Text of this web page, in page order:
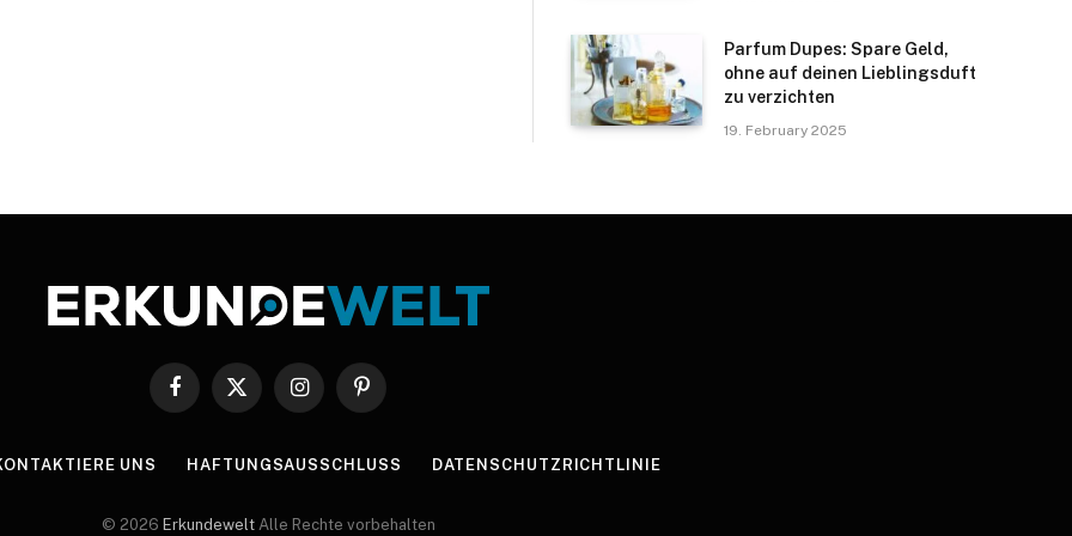
Parfum Dupes: Spare Geld,
ohne auf deinen Lieblingsduft
zu verzichten
19. February 2025
Facebook
X
InstagramPinterest
UNS HAFTUNGSAUSSCHLUSS DATENSCHUTZRICHTLINIE
© 2026 Erkundewelt Alle Rechte vorbehalten